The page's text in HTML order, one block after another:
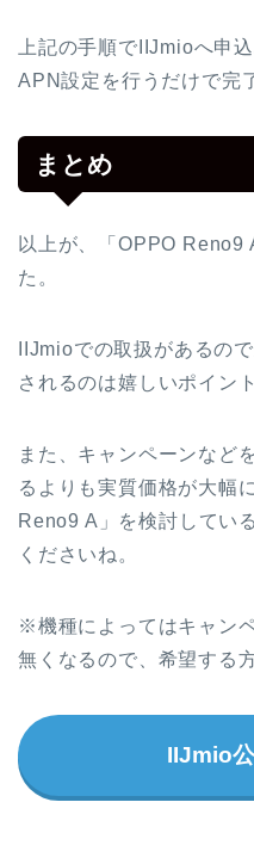
上記の手順でIIJmioへ申
APN設定を行うだけで完
まとめ
以上が、「OPPO Reno9
た。
IIJmioでの取扱があるの
されるのは嬉しいポイン
また、キャンペーンなど
るよりも実質価格が大幅
Reno9 A」を検討してい
くださいね。
※機種によってはキャン
無くなるので、希望する
IIJmio